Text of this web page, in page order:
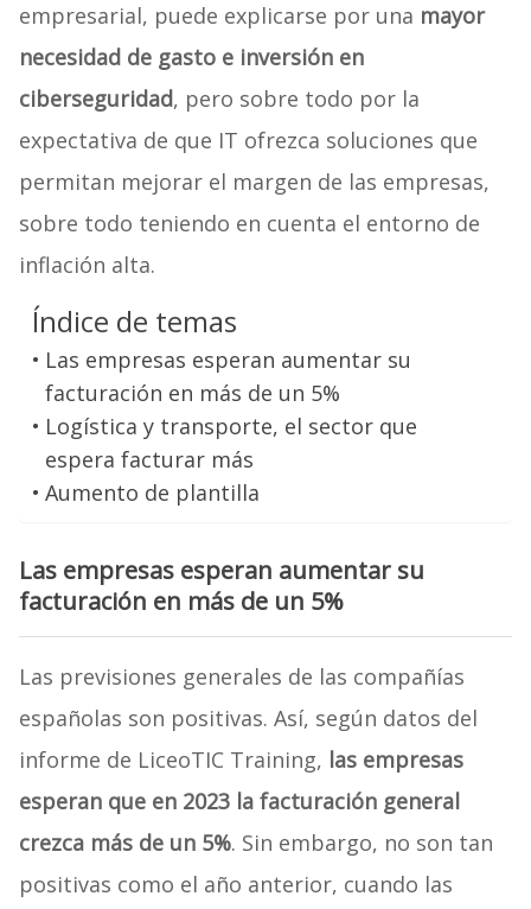
empresarial, puede explicarse por una mayor
necesidad de gasto e inversión en
ciberseguridad, pero sobre todo por la
expectativa de que IT ofrezca soluciones que
permitan mejorar el margen de las empresas,
sobre todo teniendo en cuenta el entorno de
inflación alta.
Índice de temas
Las empresas esperan aumentar su
facturación en más de un 5%
Logística y transporte, el sector que
espera facturar más
Aumento de plantilla
Las empresas esperan aumentar su
facturación en más de un 5%
Las previsiones generales de las compañías
españolas son positivas. Así, según datos del
informe de LiceoTIC Training, las empresas
esperan que en 2023 la facturación general
crezca más de un 5%. Sin embargo, no son tan
positivas como el año anterior, cuando las